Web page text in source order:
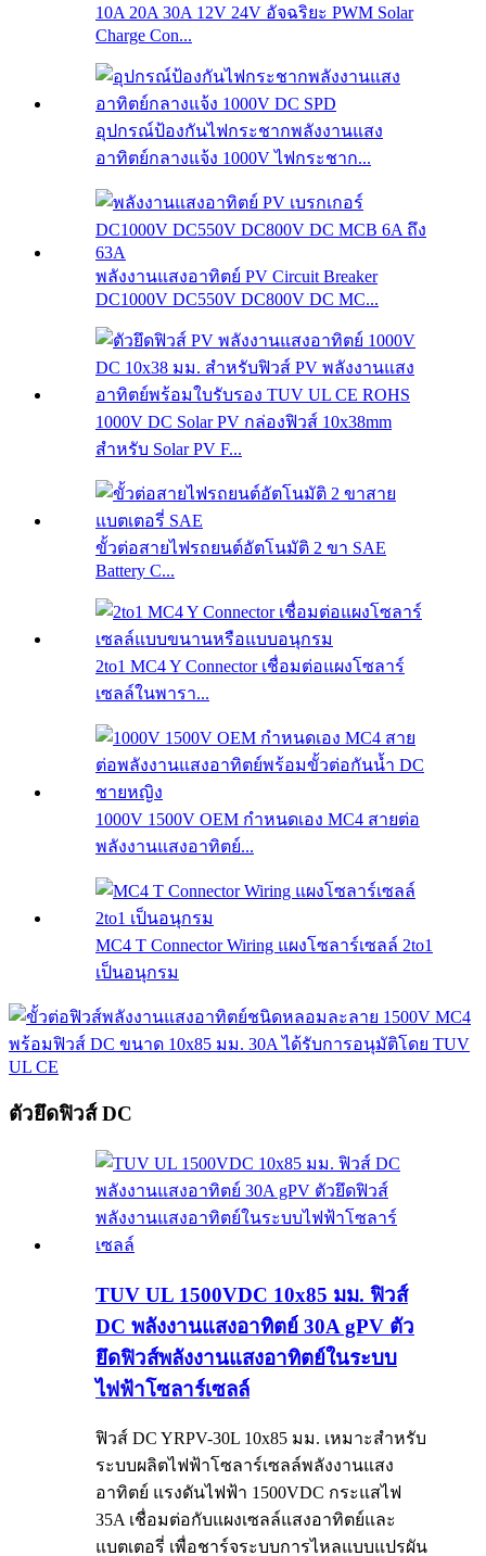
10A 20A 30A 12V 24V อัจฉริยะ PWM Solar
Charge Con...
อุปกรณ์ป้องกันไฟกระชากพลังงานแสง
อาทิตย์กลางแจ้ง 1000V ไฟกระชาก...
พลังงานแสงอาทิตย์ PV Circuit Breaker
DC1000V DC550V DC800V DC MC...
1000V DC Solar PV กล่องฟิวส์ 10x38mm
สำหรับ Solar PV F...
ขั้วต่อสายไฟรถยนต์อัตโนมัติ 2 ขา SAE
Battery C...
2to1 MC4 Y Connector เชื่อมต่อแผงโซลาร์
เซลล์ในพารา...
1000V 1500V OEM กำหนดเอง MC4 สายต่อ
พลังงานแสงอาทิตย์...
MC4 T Connector Wiring แผงโซลาร์เซลล์ 2to1
เป็นอนุกรม
ตัวยึดฟิวส์ DC
TUV UL 1500VDC 10x85 มม. ฟิวส์
DC พลังงานแสงอาทิตย์ 30A gPV ตัว
ยึดฟิวส์พลังงานแสงอาทิตย์ในระบบ
ไฟฟ้าโซลาร์เซลล์
ฟิวส์ DC YRPV-30L 10x85 มม. เหมาะสำหรับ
ระบบผลิตไฟฟ้าโซลาร์เซลล์พลังงานแสง
อาทิตย์ แรงดันไฟฟ้า 1500VDC กระแสไฟ
35A เชื่อมต่อกับแผงเซลล์แสงอาทิตย์และ
แบตเตอรี่ เพื่อชาร์จระบบการไหลแบบแปรผัน